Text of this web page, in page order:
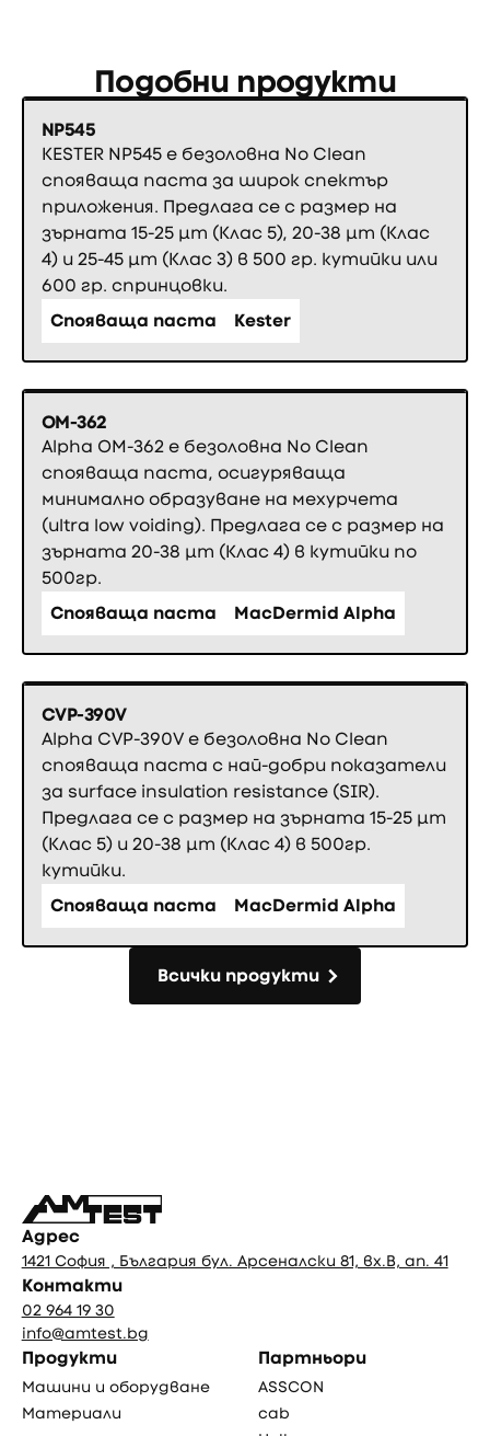
Подобни продукти
NP545
KESTER NP545 е безоловна No Clean
спояваща паста за широк спектър
приложения. Предлага се с размер на
зърната 15-25 µm (Клас 5), 20-38 µm (Клас
4) и 25-45 µm (Клас 3) в 500 гр. кутийки или
600 гр. спринцовки.
Спояваща паста
Kester
OM-362
Alpha OM-362 е безоловна No Clean
спояваща паста, осигуряваща
минимално образуване на мехурчета
(ultra low voiding). Предлага се с размер на
зърната 20-38 µm (Клас 4) в кутийки по
500гр.
Спояваща паста
MacDermid Alpha
CVP-390V
Alpha CVP-390V е безоловна No Clean
спояваща паста с най-добри показатели
за surface insulation resistance (SIR).
Предлага се с размер на зърната 15-25 µm
(Клас 5) и 20-38 µm (Клас 4) в 500гр.
кутийки.
Спояваща паста
MacDermid Alpha
Всички продукти
Адрес
1421 София , България бул. Арсеналски 81, вх.В, ап. 41
Контакти
02 964 19 30
info@amtest.bg
Продукти
Машини и оборудване
Материали
Партньори
ASSCON
cab